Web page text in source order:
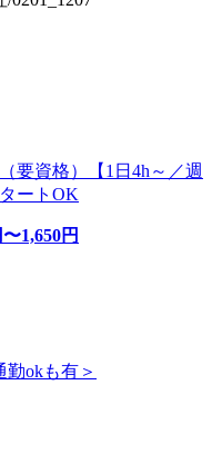
要資格）【1日4h～／週
ートOK
〜1,650円
okも有＞